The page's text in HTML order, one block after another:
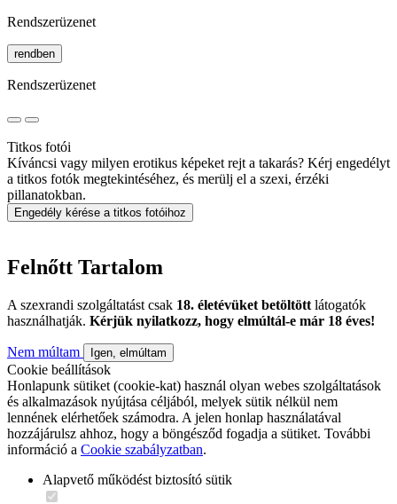
Rendszerüzenet
rendben
Rendszerüzenet
Titkos fotói
Kíváncsi vagy milyen erotikus képeket rejt a takarás? Kérj engedélyt
a titkos fotók megtekintéséhez, és merülj el a szexi, érzéki
pillanatokban.
Engedély kérése a titkos fotóihoz
Felnőtt Tartalom
A szexrandi szolgáltatást csak 18. életévüket betöltött látogatók
használhatják. Kérjük nyilatkozz, hogy elmúltál-e már 18 éves!
Nem múltam Igen, elmúltam
Cookie beállítások
Honlapunk sütiket (cookie-kat) használ olyan webes szolgáltatások
és alkalmazások nyújtása céljából, melyek sütik nélkül nem
lennének elérhetőek számodra. A jelen honlap használatával
hozzájárulsz ahhoz, hogy a böngésződ fogadja a sütiket. További
információ a Cookie szabályzatban.
Alapvető működést biztosító sütik